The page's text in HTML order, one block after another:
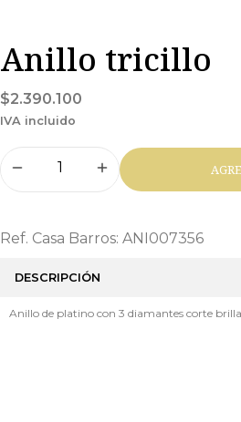
Anillo tricillo
$2.390.100
IVA incluido
Ref. Casa Barros: ANI007356
DESCRIPCIÓN
Anillo de platino con 3 diamantes corte